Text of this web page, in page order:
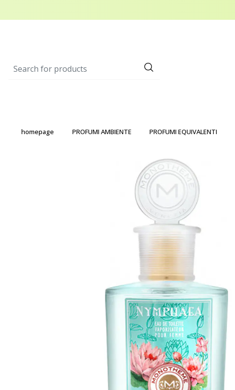
homepage PROFUMI AMBIENTE PROFUMI EQUIVALENTI